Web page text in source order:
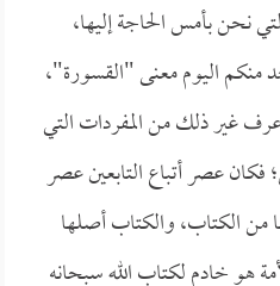
نحن بأمس الحاجة إليها،
منكم اليوم معنى "القسورة"،
غير ذلك من المفردات التي
فكان عصر أتباع التابعين عصر
من الكتاب، والكتاب أصلها
هو خادم لكتاب الله سبحانه